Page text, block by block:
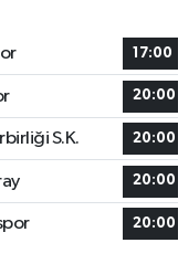
17:00
20:00
S.K. 20:00
20:00
20:00